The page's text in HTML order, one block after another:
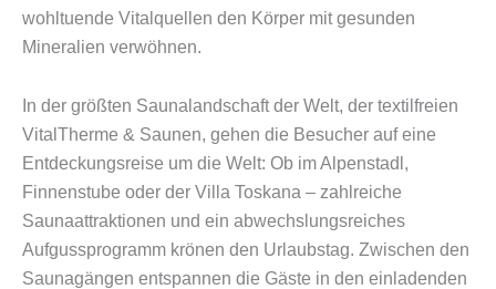
wohltuende Vitalquellen den Körper mit gesunden
Mineralien verwöhnen.
In der größten Saunalandschaft der Welt, der textilfreien
VitalTherme & Saunen, gehen die Besucher auf eine
Entdeckungsreise um die Welt: Ob im Alpenstadl,
Finnenstube oder der Villa Toskana – zahlreiche
Saunaattraktionen und ein abwechslungsreiches
Aufgussprogramm krönen den Urlaubstag. Zwischen den
Saunagängen entspannen die Gäste in den einladenden